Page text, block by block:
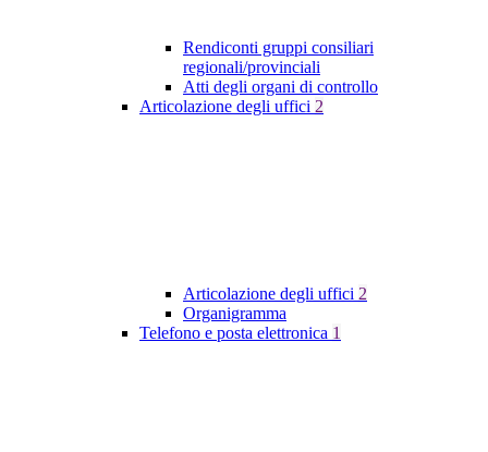
Rendiconti gruppi consiliari
regionali/provinciali
Atti degli organi di controllo
Articolazione degli uffici 2
Articolazione degli uffici 2
Organigramma
Telefono e posta elettronica 1